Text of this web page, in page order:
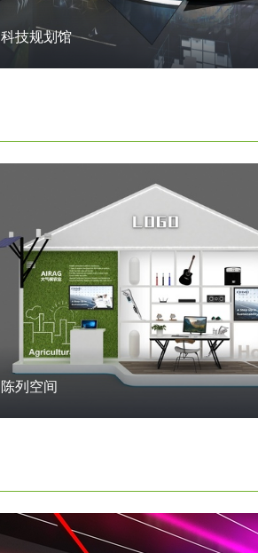
科技规划馆
陈列空间